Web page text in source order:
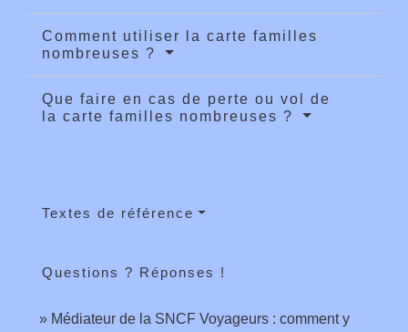
Comment utiliser la carte familles
nombreuses ?
Que faire en cas de perte ou vol de
la carte familles nombreuses ?
Textes de référence
Questions ? Réponses !
Médiateur de la SNCF Voyageurs : comment y